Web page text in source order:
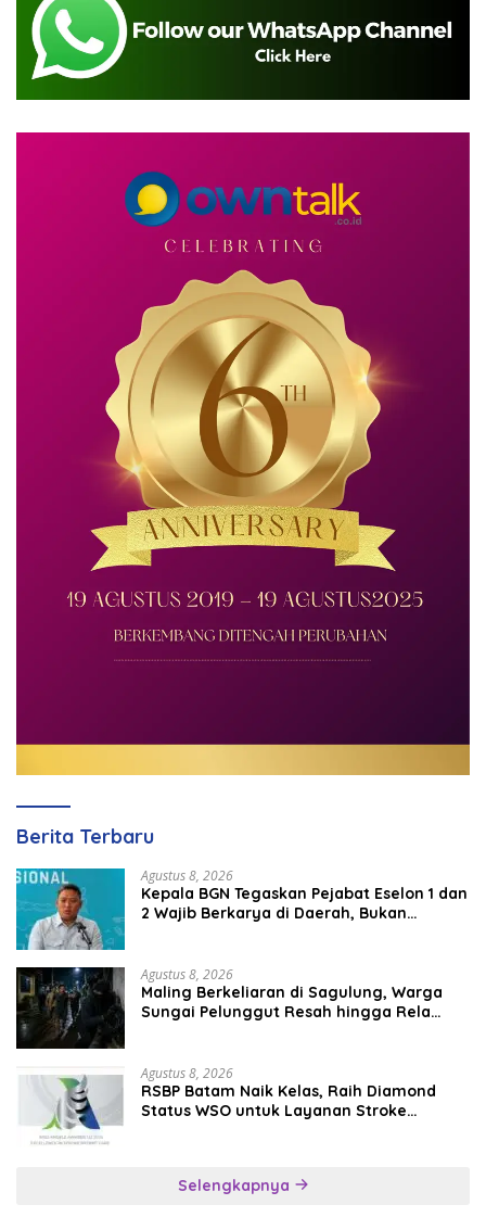
Berita Terbaru
Agustus 8, 2026
Kepala BGN Tegaskan Pejabat Eselon 1 dan
2 Wajib Berkarya di Daerah, Bukan
Agustus 8, 2026
Maling Berkeliaran di Sagulung, Warga
Sungai Pelunggut Resah hingga Rela
Agustus 8, 2026
RSBP Batam Naik Kelas, Raih Diamond
Status WSO untuk Layanan Stroke
Selengkapnya